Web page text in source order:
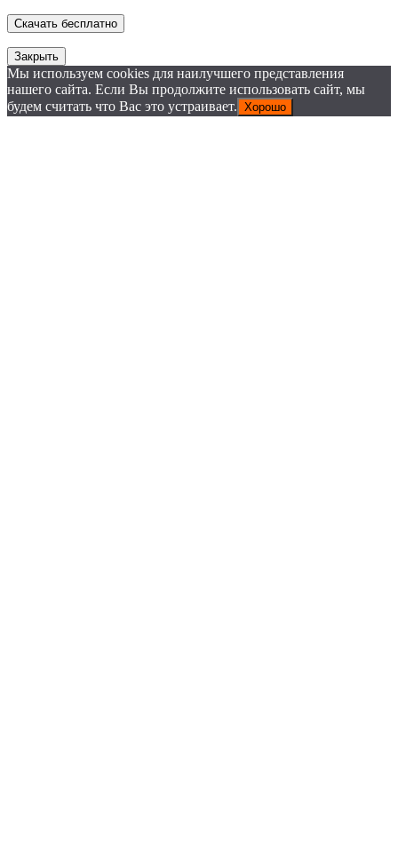
Закрыть
Мы используем cookies для наилучшего представления
нашего сайта. Если Вы продолжите использовать сайт, мы
будем считать что Вас это устраивает. Хорошо